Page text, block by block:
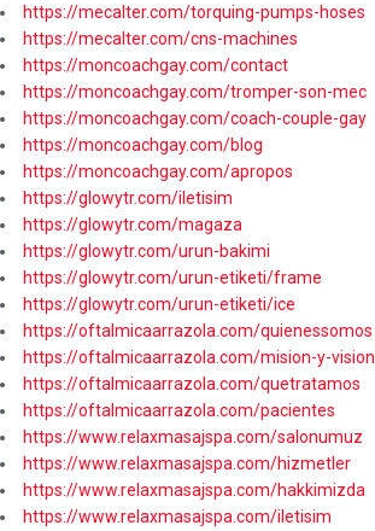
https://mecalter.com/torquing-pumps-hoses
https://mecalter.com/cns-machines
https://moncoachgay.com/contact
https://moncoachgay.com/tromper-son-mec
https://moncoachgay.com/coach-couple-gay
https://moncoachgay.com/blog
https://moncoachgay.com/apropos
https://glowytr.com/iletisim
https://glowytr.com/magaza
https://glowytr.com/urun-bakimi
https://glowytr.com/urun-etiketi/frame
https://glowytr.com/urun-etiketi/ice
https://oftalmicaarrazola.com/quienessomos
https://oftalmicaarrazola.com/mision-y-vision
https://oftalmicaarrazola.com/quetratamos
https://oftalmicaarrazola.com/pacientes
https://www.relaxmasajspa.com/salonumuz
https://www.relaxmasajspa.com/hizmetler
https://www.relaxmasajspa.com/hakkimizda
https://www.relaxmasajspa.com/iletisim